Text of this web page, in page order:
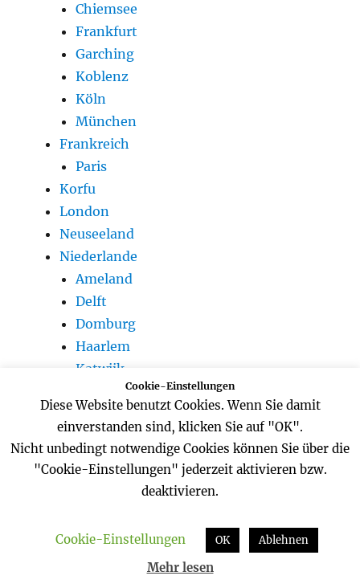
Chiemsee
Frankfurt
Garching
Koblenz
Köln
München
Frankreich
Paris
Korfu
London
Neuseeland
Niederlande
Ameland
Delft
Domburg
Haarlem
Katwijk
Noordwijk
Veere
Westkapelle
Zandvoort
Zoutelande
Portugal
Cookie-Einstellungen
Diese Website benutzt Cookies. Wenn Sie damit
einverstanden sind, klicken Sie auf "OK".
Nicht unbedingt notwendige Cookies können Sie über die
"Cookie-Einstellungen" jederzeit aktivieren bzw.
deaktivieren.
Cookie-Einstellungen OK Ablehnen
Mehr lesen